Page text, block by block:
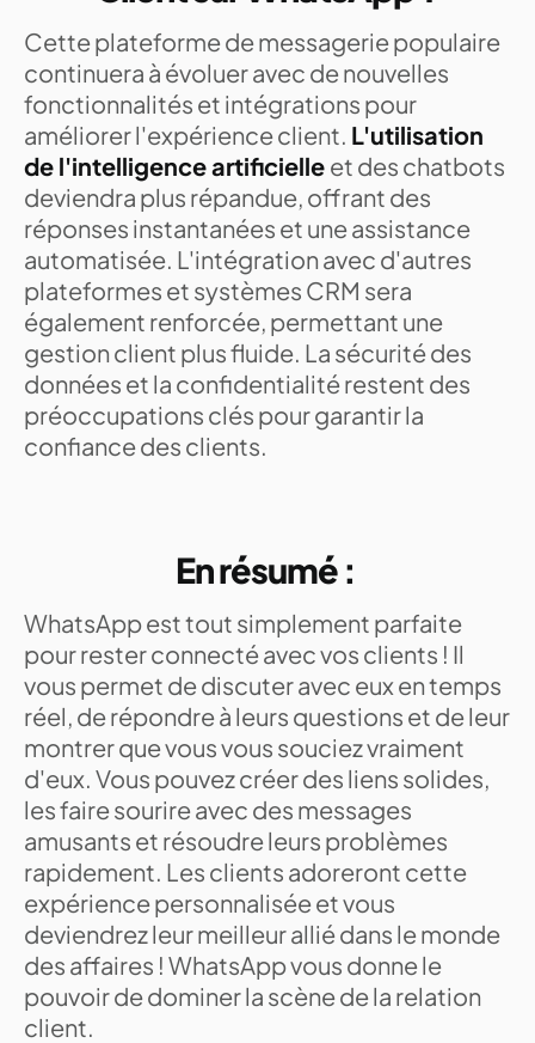
Cette plateforme de messagerie populaire
continuera à évoluer avec de nouvelles
fonctionnalités et intégrations pour
améliorer l'expérience client. L'utilisation
de l'intelligence artificielle et des chatbots
deviendra plus répandue, offrant des
réponses instantanées et une assistance
automatisée. L'intégration avec d'autres
plateformes et systèmes CRM sera
également renforcée, permettant une
gestion client plus fluide. La sécurité des
données et la confidentialité restent des
préoccupations clés pour garantir la
confiance des clients.
En résumé :
WhatsApp est tout simplement parfaite
pour rester connecté avec vos clients ! Il
vous permet de discuter avec eux en temps
réel, de répondre à leurs questions et de leur
montrer que vous vous souciez vraiment
d'eux. Vous pouvez créer des liens solides,
les faire sourire avec des messages
amusants et résoudre leurs problèmes
rapidement. Les clients adoreront cette
expérience personnalisée et vous
deviendrez leur meilleur allié dans le monde
des affaires ! WhatsApp vous donne le
pouvoir de dominer la scène de la relation
client.